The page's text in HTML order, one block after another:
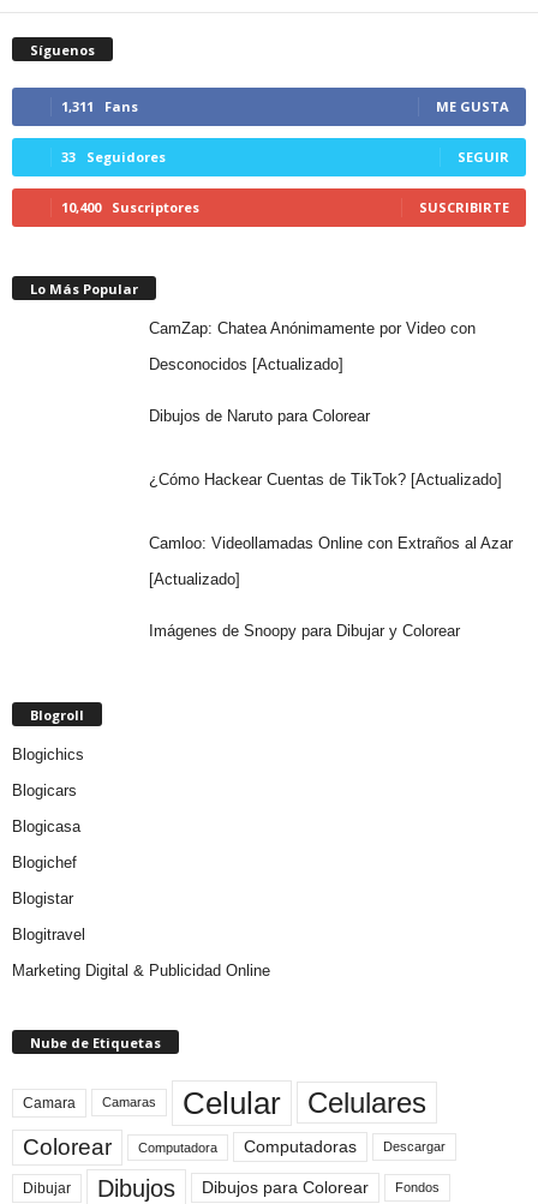
Síguenos
1,311 Fans ME GUSTA
33 Seguidores SEGUIR
10,400 Suscriptores SUSCRIBIRTE
Lo Más Popular
CamZap: Chatea Anónimamente por Video con
Desconocidos [Actualizado]
Dibujos de Naruto para Colorear
¿Cómo Hackear Cuentas de TikTok? [Actualizado]
Camloo: Videollamadas Online con Extraños al Azar
[Actualizado]
Imágenes de Snoopy para Dibujar y Colorear
Blogroll
Blogichics
Blogicars
Blogicasa
Blogichef
Blogistar
Blogitravel
Marketing Digital & Publicidad Online
Nube de Etiquetas
Camara Camaras Celular Celulares
Colorear Computadora Computadoras Descargar
Dibujar Dibujos Dibujos para Colorear Fondos